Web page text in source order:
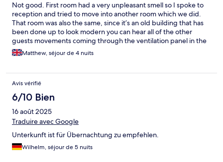
Not good. First room had a very unpleasant smell so I spoke to
reception and tried to move into another room which we did.
That room was also the same, since it’s an old building that has
been done up to look modern you can hear all of the other
guests movements coming through the ventilation panel in the
room so it’s very noisy. We also booked a birthday surprise but
this was also not delivered as apparently they have to buy the
also ruined my partners surprise. Not recommended at all. Book
somewhere else.
Matthew, séjour de 4 nuits
Avis vérifié
6/10 Bien
16 août 2025
Traduire avec Google
Unterkunft ist für Übernachtung zu empfehlen.
Wilhelm, séjour de 5 nuits